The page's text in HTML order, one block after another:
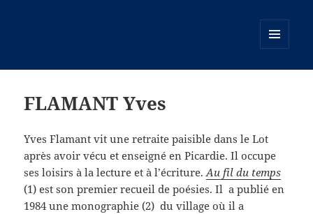
FLAMANT Yves
Yves Flamant vit une retraite paisible dans le Lot
après avoir vécu et enseigné en Picardie. Il occupe
ses loisirs à la lecture et à l’écriture.Au fil du temps
(1) est son premier recueil de poésies. Il a publié en
1984 une monographie (2) du village où il a